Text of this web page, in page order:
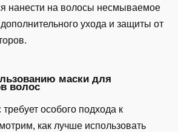
нанести на волосы несмываемое
ухода и защиты от
маски для
волос
особого подхода к
как лучше использовать